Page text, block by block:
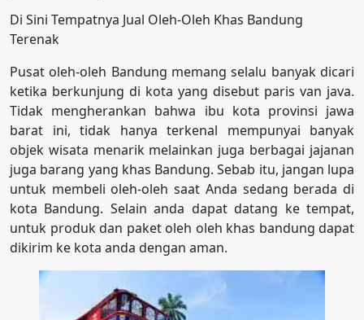
Di Sini Tempatnya Jual Oleh-Oleh Khas Bandung
Terenak
Pusat oleh-oleh Bandung memang selalu banyak dicari
ketika berkunjung di kota yang disebut paris van java.
Tidak mengherankan bahwa ibu kota provinsi jawa
barat ini, tidak hanya terkenal mempunyai banyak
objek wisata menarik melainkan juga berbagai jajanan
juga barang yang khas Bandung. Sebab itu, jangan lupa
untuk membeli oleh-oleh saat Anda sedang berada di
kota Bandung. Selain anda dapat datang ke tempat,
untuk produk dan paket oleh oleh khas bandung dapat
dikirim ke kota anda dengan aman.